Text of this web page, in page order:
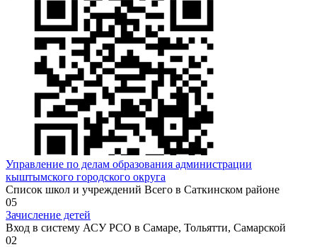
Управление по делам образования администрации
кыштымского городского округа
Список школ и учреждений Всего в Саткинском районе
05
Зачисление детей
Вход в систему АСУ РСО в Самаре, Тольятти, Самарской
02